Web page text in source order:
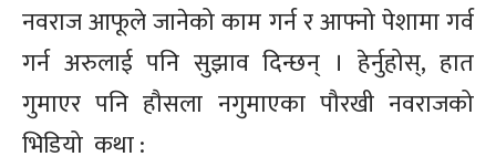
नवराज आफूले जानेको काम गर्न र आफ्नो पेशामा गर्व
गर्न अरुलाई पनि सुझाव दिन्छन् । हेर्नुहोस्, हात
गुमाएर पनि हौसला नगुमाएका पौरखी नवराजको
भिडियो कथा :